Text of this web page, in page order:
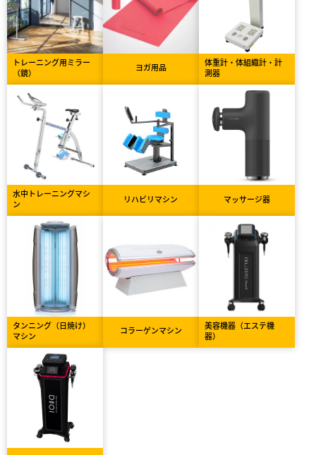
トレーニング用ミラー
（鏡）
ヨガ用品
体重計・体組織計・計
測器
水中トレーニングマシ
ン
リハビリマシン マッサージ器
タンニング（日焼け）
マシン
コラーゲンマシン
美容機器（エステ機
器）